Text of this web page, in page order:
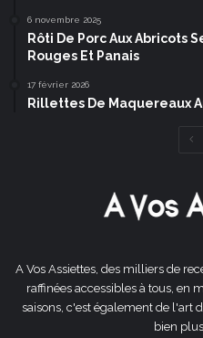
6 novembre 2025
Rôti De Porc Aux Abricots
Rouges Et Panais
17 février 2026
Rillettes De Maquereaux
A Vos Assiettes, des milliers de
raffinées accessibles à tous, en
saisons, c'est également de l'art
bien